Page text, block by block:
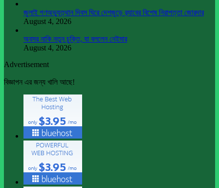
জুলাই গণঅভ্যুত্থান দিবস ঘিরে দেশজুড়ে র‌্যাবের বিশেষ নিরাপত্তা জোরদার
August 4, 2026
অবসর নাকি নতুন চুক্তি, যা বললেন নেইমার
August 4, 2026
Advertisement
বিজ্ঞাপন এর জন্য খালি আছে!